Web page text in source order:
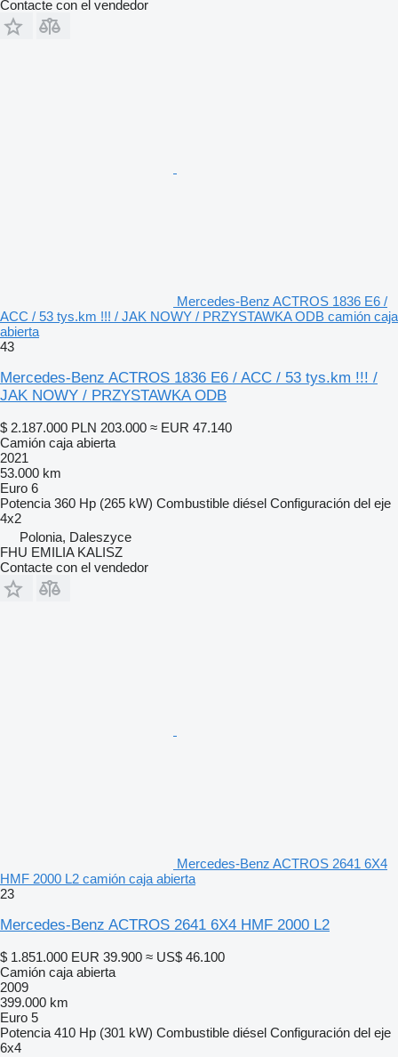
Contacte con el vendedor
Mercedes-Benz ACTROS 1836 E6 /
ACC / 53 tys.km !!! / JAK NOWY / PRZYSTAWKA ODB camión caja
abierta
43
Mercedes-Benz ACTROS 1836 E6 / ACC / 53 tys.km !!! /
JAK NOWY / PRZYSTAWKA ODB
$ 2.187.000 PLN 203.000 ≈ EUR 47.140
Camión caja abierta
2021
53.000 km
Euro 6
Potencia 360 Hp (265 kW) Combustible diésel Configuración del eje
4x2
Polonia, Daleszyce
FHU EMILIA KALISZ
Contacte con el vendedor
Mercedes-Benz ACTROS 2641 6X4
HMF 2000 L2 camión caja abierta
23
Mercedes-Benz ACTROS 2641 6X4 HMF 2000 L2
$ 1.851.000 EUR 39.900 ≈ US$ 46.100
Camión caja abierta
2009
399.000 km
Euro 5
Potencia 410 Hp (301 kW) Combustible diésel Configuración del eje
6x4